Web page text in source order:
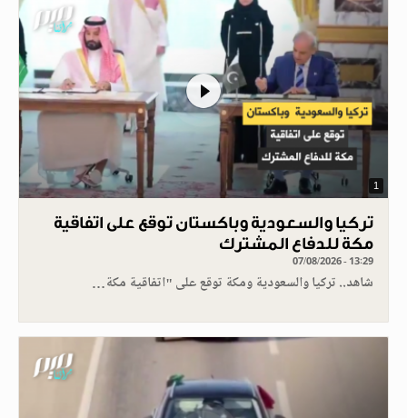
1
تركيا والسعودية وباكستان توقع على اتفاقية
مكة للدفاع المشترك
07/08/2026 - 13:29
شاهد.. تركيا والسعودية ومكة توقع على "اتفاقية مكة…